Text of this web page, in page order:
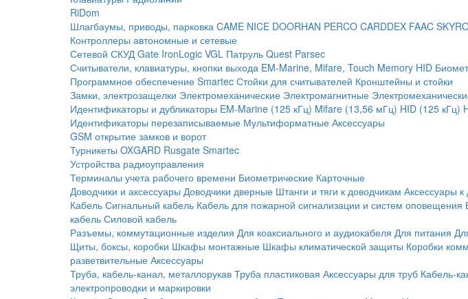
RiDom
Шлагбаумы, приводы, парковка CAME NICE DOORHAN PERCO CARDDEX FAAC
Контроллеры автономные и сетевые
Сетевой СКУД Gate IronLogic VGL Патруль Quest Parsec
Считыватели, клавиатуры, кнопки выхода EM-Marine, Mifare, Touch Memory HID
Программное обеспечение Smartec Стойки для считывателей Кронштейны и стойки
Замки, электрозащелки Электромеханические Электромагнитные
Идентификаторы и дубликаторы EM-Marine (125 кГц) Mifare (13,56 мГц) HID (125 кГц)
Идентификаторы перезаписываемые Мультиформатные Аксессуары
GSM открытие замков и ворот
Турникеты OXGARD Rusgate Smartec
Устройства радиоуправления
Терминалы учета рабочего времени Биометрические Карточные
Доводчики и аксессуары Доводчики дверные Штанги и тяги к доводчикам Аксессуары к
Кабель Сигнальный кабель Кабель для пожарной сигнализации и систем оповещения
кабель Силовой кабель
Разъемы, коммутационные изделия Для коаксиального и аудиокабеля Для питания
Щиты, боксы, коробки Шкафы монтажные Шкафы климатической защиты Коробки
разветвительные Аксессуары
Труба, кабель-канал, металлорукав Труба пластиковая Аксессуары для труб Кабель-
электропроводки и маркировки